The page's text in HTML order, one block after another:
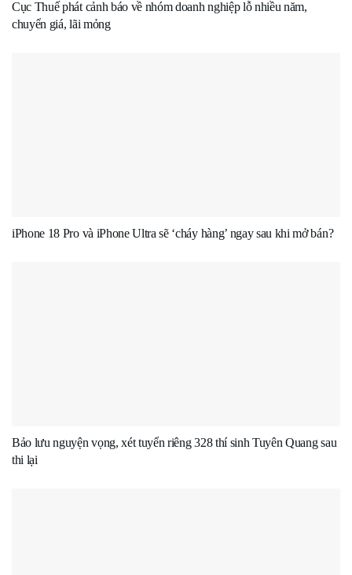
Cục Thuế phát cảnh báo về nhóm doanh nghiệp lỗ nhiều năm,
chuyển giá, lãi mỏng
iPhone 18 Pro và iPhone Ultra sẽ ‘cháy hàng’ ngay sau khi mở bán?
Bảo lưu nguyện vọng, xét tuyển riêng 328 thí sinh Tuyên Quang sau
thi lại